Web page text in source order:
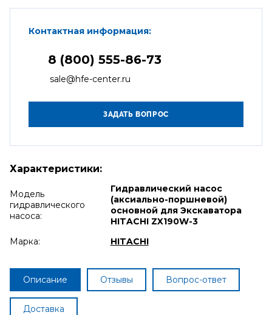
Контактная информация:
8 (800) 555-86-73
sale@hfe-center.ru
Характеристики:
Модель
гидравлического
насоса:
Гидравлический насос
(аксиально-поршневой)
основной для Экскаватора
HITACHI ZX190W-3
Марка:
HITACHI
Описание Отзывы Вопрос-ответ
Доставка